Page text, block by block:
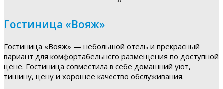
Гостиница «Вояж»
Гостиница «Вояж» — небольшой отель и прекрасный
вариант для комфортабельного размещения по доступной
цене. Гостиница совместила в себе домашний уют,
тишину, цену и хорошее качество обслуживания.